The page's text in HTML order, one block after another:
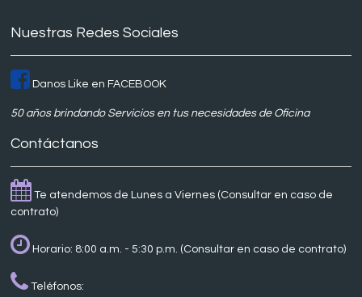
Nuestras Redes Sociales
Danos Like en FACEBOOK
50 años brindando Servicios en tus necesidades de Oficina
Contáctanos
Te atendemos de Lunes a Viernes (Consultar en caso de
contrato)
Horario: 8:00 a.m. - 5:30 p.m. (Consultar en caso de contrato)
Teléfonos: